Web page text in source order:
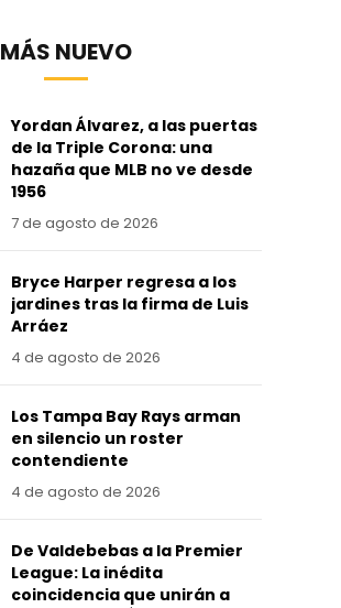
MÁS NUEVO
Yordan Álvarez, a las puertas
de la Triple Corona: una
hazaña que MLB no ve desde
1956
7 de agosto de 2026
Bryce Harper regresa a los
jardines tras la firma de Luis
Arráez
4 de agosto de 2026
Los Tampa Bay Rays arman
en silencio un roster
contendiente
4 de agosto de 2026
De Valdebebas a la Premier
League: La inédita
coincidencia que unirán a